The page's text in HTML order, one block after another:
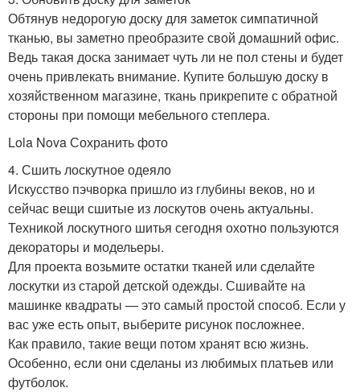
Обтянув недорогую доску для заметок симпатичной
тканью, вы заметно преобразите свой домашний офис.
Ведь такая доска занимает чуть ли не пол стены и будет
очень привлекать внимание. Купите большую доску в
хозяйственном магазине, ткань прикрепите с обратной
стороны при помощи мебельного степлера.
Lola Nova Сохранить фото
4. Сшить лоскутное одеяло
Искусство пэчворка пришло из глубины веков, но и
сейчас вещи сшитые из лоскутов очень актуальны.
Техникой лоскутного шитья сегодня охотно пользуются
декораторы и модельеры.
Для проекта возьмите остатки тканей или сделайте
лоскутки из старой детской одежды. Сшивайте на
машинке квадраты — это самый простой способ. Если у
вас уже есть опыт, выберите рисунок посложнее.
Как правило, такие вещи потом хранят всю жизнь.
Особенно, если они сделаны из любимых платьев или
футболок.